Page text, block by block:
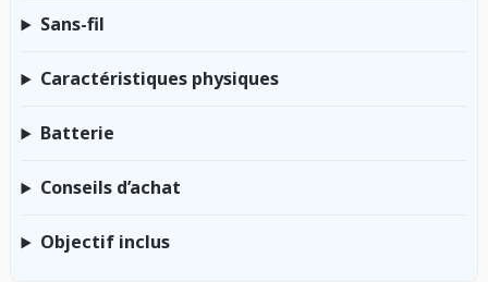
Sans-fil
Caractéristiques physiques
Batterie
Conseils d’achat
Objectif inclus